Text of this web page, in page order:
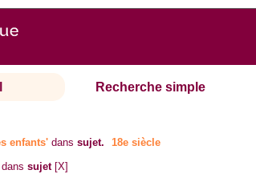
Recherche simple
enfants' danssujet.
18e siècle
danssujet [X]